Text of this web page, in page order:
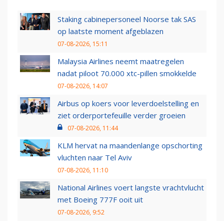
Staking cabinepersoneel Noorse tak SAS
op laatste moment afgeblazen
07-08-2026, 15:11
Malaysia Airlines neemt maatregelen
nadat piloot 70.000 xtc-pillen smokkelde
07-08-2026, 14:07
Airbus op koers voor leverdoelstelling en
ziet orderportefeuille verder groeien
07-08-2026, 11:44
KLM hervat na maandenlange opschorting
vluchten naar Tel Aviv
07-08-2026, 11:10
National Airlines voert langste vrachtvlucht
met Boeing 777F ooit uit
07-08-2026, 9:52